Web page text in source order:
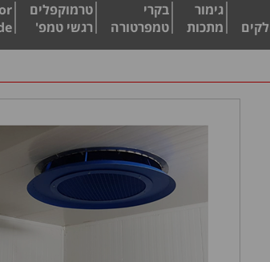
גימור
מתכות
בקרי
טמפרטורה
טרמוקפלים
רגשי טמפ'